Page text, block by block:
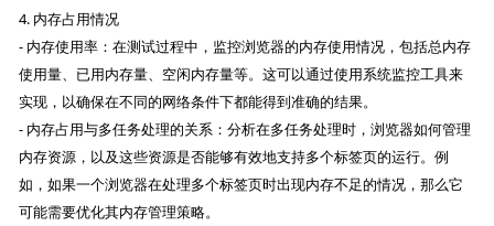
4. 内存占用情况
- 内存使用率：在测试过程中，监控浏览器的内存使用情况，包括总内存
使用量、已用内存量、空闲内存量等。这可以通过使用系统监控工具来
实现，以确保在不同的网络条件下都能得到准确的结果。
- 内存占用与多任务处理的关系：分析在多任务处理时，浏览器如何管理
内存资源，以及这些资源是否能够有效地支持多个标签页的运行。例
如，如果一个浏览器在处理多个标签页时出现内存不足的情况，那么它
可能需要优化其内存管理策略。